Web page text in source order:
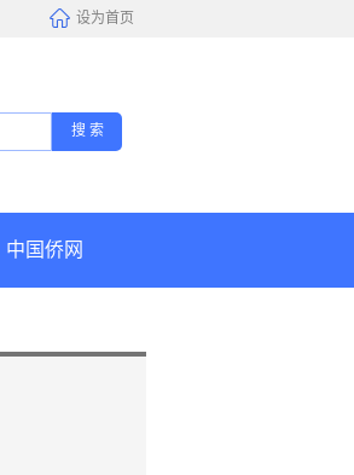
设为首页
搜 索
中国侨网